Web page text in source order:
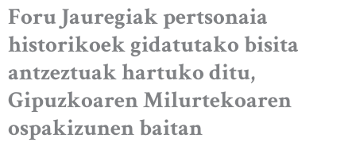
Foru Jauregiak pertsonaia
historikoek gidatutako bisita
antzeztuak hartuko ditu,
Gipuzkoaren Milurtekoaren
ospakizunen baitan